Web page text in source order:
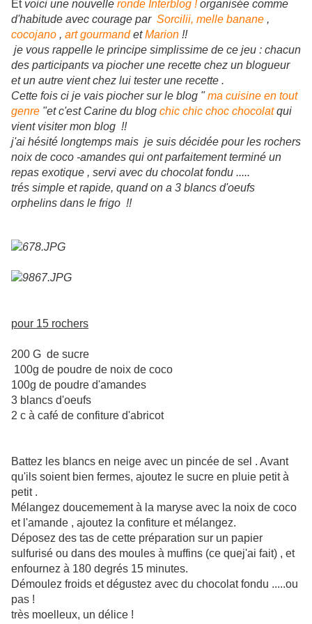
Et voici une nouvelle ronde Interblog ! organisée comme
d'habitude avec courage par Sorcilii, melle banane ,
cocojano , art gourmand et Marion !!
je vous rappelle le principe simplissime de ce jeu : chacun
des participants va piocher une recette chez un blogueur
et un autre vient chez lui tester une recette .
Cette fois ci je vais piocher sur le blog "ma cuisine en tout
genre "et c'est Carine du blog chic chic choc chocolatqui
vient visiter mon blog !!
j'ai hésité longtemps mais je suis décidée pour les rochers
noix de coco -amandes qui ont parfaitement terminé un
repas exotique , servi avec du chocolat fondu .....
trés simple et rapide, quand on a 3 blancs d'oeufs
orphelins dans le frigo !!
pour 15 rochers
200 G de sucre
100g de poudre de noix de coco
100g de poudre d'amandes
3 blancs d'oeufs
2 c à café de confiture d'abricot
Battez les blancs en neige avec un pincée de sel . Avant
qu'ils soient bien fermes, ajoutez le sucre en pluie petit à
petit .
Mélangez doucemement à la maryse avec la noix de coco
et l'amande , ajoutez la confiture et mélangez.
Déposez des tas de cette préparation sur un papier
sulfurisé ou dans des moules à muffins (ce quej'ai fait) , et
enfournez à 180 degrés 15 minutes.
Démoulez froids et dégustez avec du chocolat fondu .....ou
pas !
très moelleux, un délice !